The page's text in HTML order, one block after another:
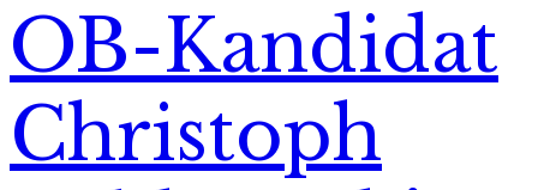
OB-Kandidat
Christoph